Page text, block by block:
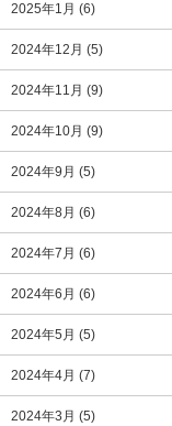
2025年1月 (6)
2024年12月 (5)
2024年11月 (9)
2024年10月 (9)
2024年9月 (5)
2024年8月 (6)
2024年7月 (6)
2024年6月 (6)
2024年5月 (5)
2024年4月 (7)
2024年3月 (5)